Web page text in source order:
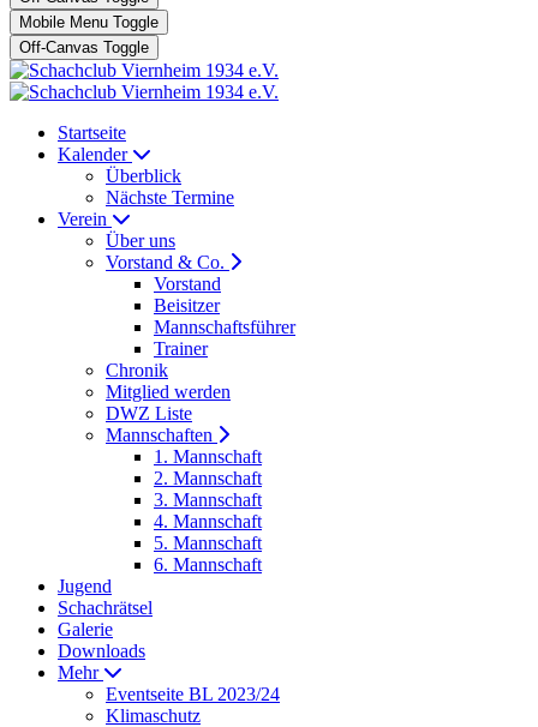
Mobile Menu Toggle
Off-Canvas Toggle
Startseite
Kalender
Überblick
Nächste Termine
Verein
Über uns
Vorstand & Co.
Vorstand
Beisitzer
Mannschaftsführer
Trainer
Chronik
Mitglied werden
DWZ Liste
Mannschaften
1. Mannschaft
2. Mannschaft
3. Mannschaft
4. Mannschaft
5. Mannschaft
6. Mannschaft
Jugend
Schachrätsel
Galerie
Downloads
Mehr
Eventseite BL 2023/24
Klimaschutz